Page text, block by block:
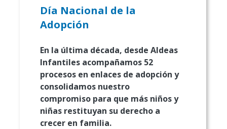
Día Nacional de la
Adopción
En la última década, desde Aldeas
Infantiles acompañamos 52
procesos en enlaces de adopción y
consolidamos nuestro
compromiso para que más niños y
niñas restituyan su derecho a
crecer en familia.